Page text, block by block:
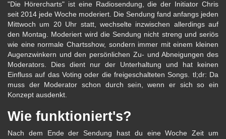
"Die Hörercharts" ist eine Radiosendung, die der Initiator Chris
seit 2014 jede Woche moderiert. Die Sendung fand anfangs jeden
Mittwoch um 20 Uhr statt, wechselte inzwischen allerdings auf
den Montag. Moderiert wird die Sendung nicht streng und seriös
wie eine normale Chartsshow, sondern immer mit einem kleinen
Augenzwinkern und den persönlichen Zu- und Abneigungen des
Moderators. Dies dient nur der Unterhaltung und hat keinen
Einfluss auf das Voting oder die freigeschalteten Songs. tl;dr: Da
muss der Moderator schon durch sein, wenn er sich so ein
Konzept ausdenkt.
Wie funktioniert's?
Nach dem Ende der Sendung hast du eine Woche Zeit um